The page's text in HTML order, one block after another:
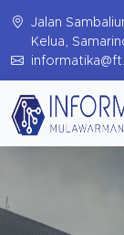
Jalan
Kelua,